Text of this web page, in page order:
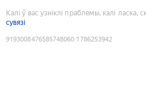
Калі ў вас узніклі праблемы, калі ласка,
сувязі
9193008476585748060:1786253942